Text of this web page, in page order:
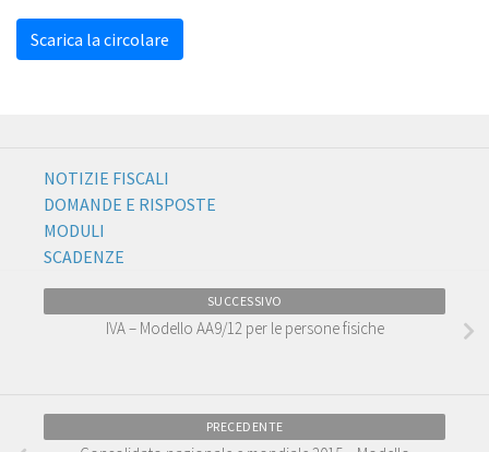
Scarica la circolare
NOTIZIE FISCALI
DOMANDE E RISPOSTE
MODULI
SCADENZE
SUCCESSIVO
IVA – Modello AA9/12 per le persone fisiche
PRECEDENTE